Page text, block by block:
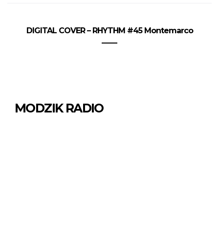
DIGITAL COVER – RHYTHM #45 Montemarco
MODZIK RADIO